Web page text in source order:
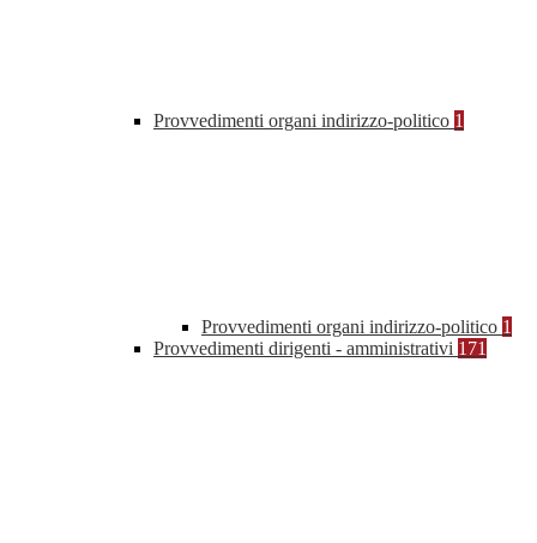
Provvedimenti organi indirizzo-politico 1
Provvedimenti organi indirizzo-politico 1
Provvedimenti dirigenti - amministrativi 171